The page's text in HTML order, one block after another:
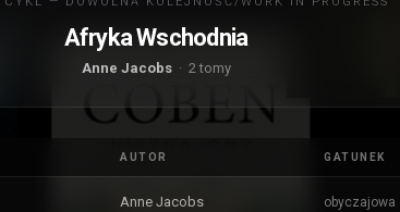
Afryka Wschodnia
Anne Jacobs· 2 tomy
AUTOR GATUNEK
Anne Jacobs obyczajowa